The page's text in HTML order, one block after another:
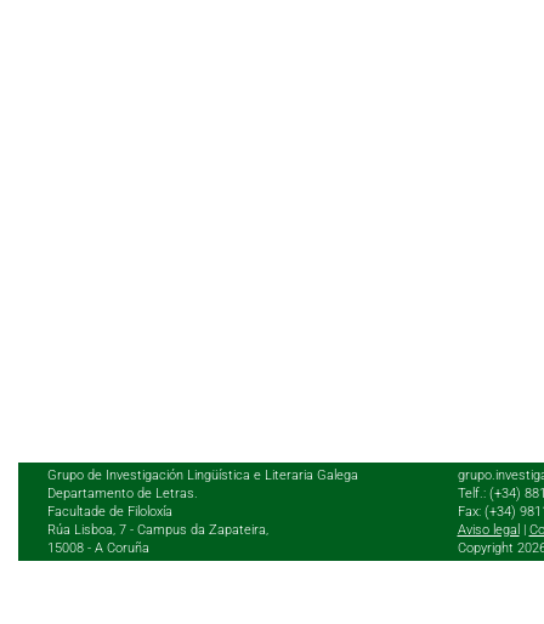
Grupo de Investigación Lingüística e Literaria Galega
Departamento de Letras.
Facultade de Filoloxía
Rúa Lisboa, 7 - Campus da Zapateira,
15008 - A Coruña
Telf.: (+34)
Fax: (+34)
Aviso legal
Copyright